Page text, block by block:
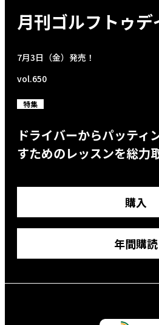
月刊ゴルフトゥデ
7月3日（金）発売！
vol.650
特集
ドライバーからパッティ
すためのレッスンを総力
購入
年間購読